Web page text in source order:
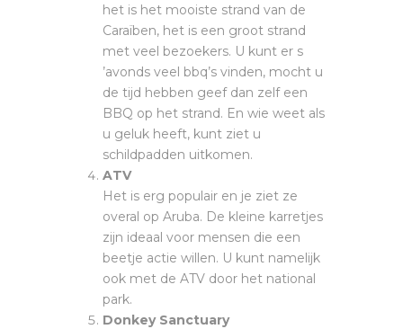
het is het mooiste strand van de
Caraïben, het is een groot strand
met veel bezoekers. U kunt er s
’avonds veel bbq’s vinden, mocht u
de tijd hebben geef dan zelf een
BBQ op het strand. En wie weet als
u geluk heeft, kunt ziet u
schildpadden uitkomen.
ATV
Het is erg populair en je ziet ze
overal op Aruba. De kleine karretjes
zijn ideaal voor mensen die een
beetje actie willen. U kunt namelijk
ook met de ATV door het national
park.
Donkey Sanctuary